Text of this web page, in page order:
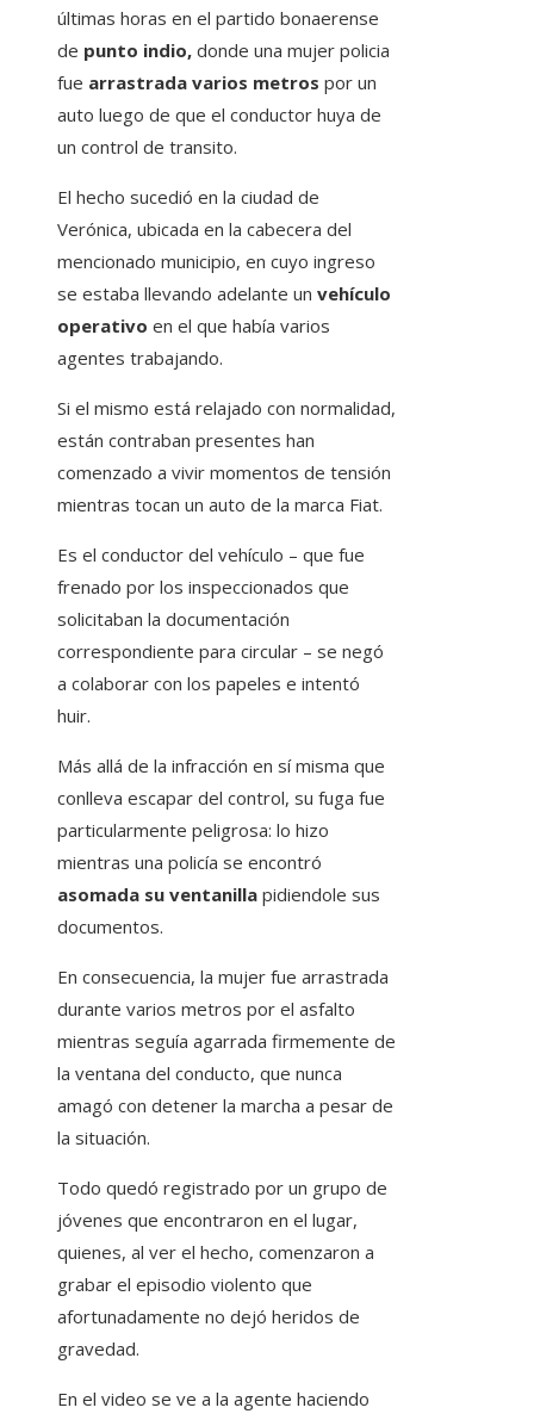
últimas horas en el partido bonaerense
de punto indio, donde una mujer policia
fue arrastrada varios metros por un
auto luego de que el conductor huya de
un control de transito.
El hecho sucedió en la ciudad de
Verónica, ubicada en la cabecera del
mencionado municipio, en cuyo ingreso
se estaba llevando adelante un vehículo
operativo en el que había varios
agentes trabajando.
Si el mismo está relajado con normalidad,
están contraban presentes han
comenzado a vivir momentos de tensión
mientras tocan un auto de la marca Fiat.
Es el conductor del vehículo – que fue
frenado por los inspeccionados que
solicitaban la documentación
correspondiente para circular – se negó
a colaborar con los papeles e intentó
huir.
Más allá de la infracción en sí misma que
conlleva escapar del control, su fuga fue
particularmente peligrosa: lo hizo
mientras una policía se encontró
asomada su ventanilla pidiendole sus
documentos.
En consecuencia, la mujer fue arrastrada
durante varios metros por el asfalto
mientras seguía agarrada firmemente de
la ventana del conducto, que nunca
amagó con detener la marcha a pesar de
la situación.
Todo quedó registrado por un grupo de
jóvenes que encontraron en el lugar,
quienes, al ver el hecho, comenzaron a
grabar el episodio violento que
afortunadamente no dejó heridos de
gravedad.
En el video se ve a la agente haciendo